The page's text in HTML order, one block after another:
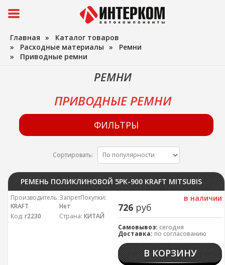
Главная » Каталог товаров
» Расходные материалы » Ремни
» Приводные ремни
РЕМНИ
ПРИВОДНЫЕ РЕМНИ
ФИЛЬТРЫ
Сортировать:
РЕМЕНЬ ПОЛИКЛИНОВОЙ 5PK-900 KRAFT MITSUBISHI LANCER X (CY) 07-, ASX 10-; SUZUKI SWIFT 11- KRAFT
в наличии
726 руб
Самовывоз: сегодня
Доставка: по согласованию
В КОРЗИНУ
Производитель:
KRAFT
Код: г2230
ЗапретПокупки:
Нет
Страна: КИТАЙ